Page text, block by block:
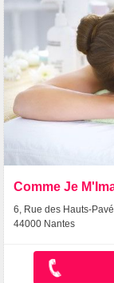
Comme Je
6, Rue des Hauts-
44000 Nantes